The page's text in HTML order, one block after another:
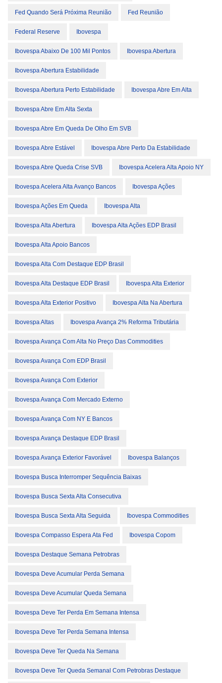
Fed Quando Será Próxima Reunião Fed Reunião
Federal Reserve Ibovespa
Ibovespa Abaixo De 100 Mil Pontos Ibovespa Abertura
Ibovespa Abertura Estabilidade
Ibovespa Abertura Perto Estabilidade Ibovespa Abre Em Alta
Ibovespa Abre Em Alta Sexta
Ibovespa Abre Em Queda De Olho Em SVB
Ibovespa Abre Estável Ibovespa Abre Perto Da Estabilidade
Ibovespa Abre Queda Crise SVB Ibovespa Acelera Alta Apoio NY
Ibovespa Acelera Alta Avanço Bancos Ibovespa Ações
Ibovespa Ações Em Queda Ibovespa Alta
Ibovespa Alta Abertura Ibovespa Alta Ações EDP Brasil
Ibovespa Alta Apoio Bancos
Ibovespa Alta Com Destaque EDP Brasil
Ibovespa Alta Destaque EDP Brasil Ibovespa Alta Exterior
Ibovespa Alta Exterior Positivo Ibovespa Alta Na Abertura
Ibovespa Altas Ibovespa Avança 2% Reforma Tributária
Ibovespa Avança Com Alta No Preço Das Commodities
Ibovespa Avança Com EDP Brasil
Ibovespa Avança Com Exterior
Ibovespa Avança Com Mercado Externo
Ibovespa Avança Com NY E Bancos
Ibovespa Avança Destaque EDP Brasil
Ibovespa Avança Exterior Favorável Ibovespa Balanços
Ibovespa Busca Interromper Sequência Baixas
Ibovespa Busca Sexta Alta Consecutiva
Ibovespa Busca Sexta Alta Seguida Ibovespa Commodities
Ibovespa Compasso Espera Ata Fed Ibovespa Copom
Ibovespa Destaque Semana Petrobras
Ibovespa Deve Acumular Perda Semana
Ibovespa Deve Acumular Queda Semana
Ibovespa Deve Ter Perda Em Semana Intensa
Ibovespa Deve Ter Perda Semana Intensa
Ibovespa Deve Ter Queda Na Semana
Ibovespa Deve Ter Queda Semanal Com Petrobras Destaque